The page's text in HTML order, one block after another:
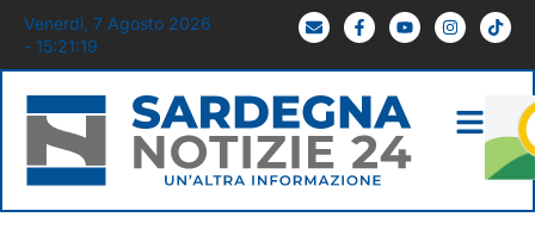
Venerdì, 7 Agosto 2026
- 15:21:20